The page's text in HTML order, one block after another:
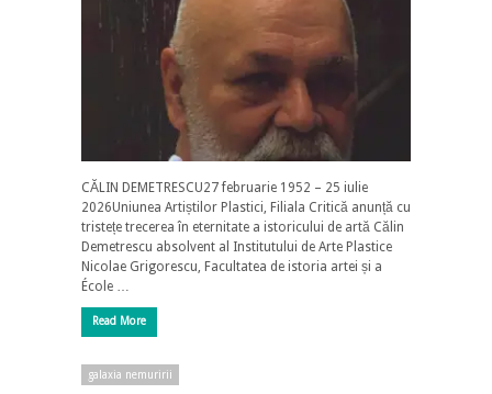
CĂLIN DEMETRESCU27 februarie 1952 – 25 iulie
2026Uniunea Artiștilor Plastici, Filiala Critică anunță cu
tristețe trecerea în eternitate a istoricului de artă Călin
Demetrescu absolvent al Institutului de Arte Plastice
Nicolae Grigorescu, Facultatea de istoria artei și a
École …
Read More
galaxia nemuririi